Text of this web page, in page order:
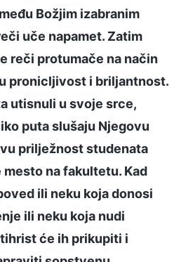
Božjim izabranim
uče napamet. Zatim
reči protumače na način
pronicljivost i briljantnost.
utisnuli u svoje srce,
puta slušaju Njegovu
prilježnost studenata
na fakultetu. Kad
ili neku koja donosi
ili neku koja nudi
će ih prikupiti i